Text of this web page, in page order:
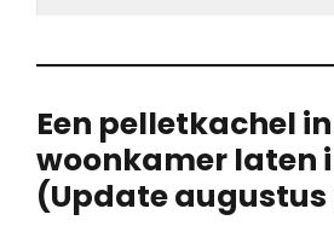
Een pelletkachel
woonkamer laten
(Update augustus